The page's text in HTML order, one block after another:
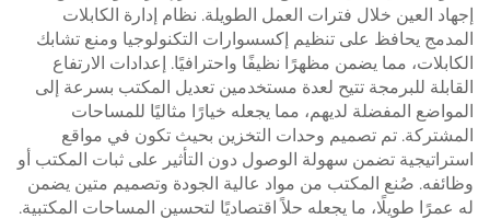
إجهاد العين خلال فترات العمل الطويلة. نظام إدارة الكابلات
المدمج يحافظ على تنظيم إكسسوارات التكنولوجيا ومنع تشابك
الكابلات، مما يضمن مظهرًا نظيفًا واحترافيًا. إعدادات الارتفاع
القابلة للبرمجة تتيح لعدة مستخدمين تعديل المكتب بسرعة إلى
المواضع المفضلة لديهم، مما يجعله خيارًا مثاليًا للمساحات
المشتركة. تم تصميم وحدات التخزين بحيث تكون في مواقع
استراتيجية تضمن سهولة الوصول دون التأثير على ثبات المكتب أو
وظائفه. صُنع المكتب من مواد عالية الجودة وتصميم متين يضمن
له عمرًا طويلًا، ما يجعله حلاً اقتصاديًا لتحسين المساحات المكتبية.